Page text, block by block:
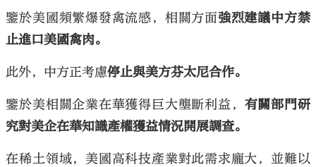
鑒於美國頻繁爆發禽流感，相關方面強烈建議中方禁
止進口美國禽肉。
此外，中方正考慮停止與美方芬太尼合作。
鑒於美相關企業在華獲得巨大壟斷利益， 有關部門研
究對美企在華知識產權獲益情況開展調查。
在稀土領域，美國高科技產業對此需求龐大，並難以